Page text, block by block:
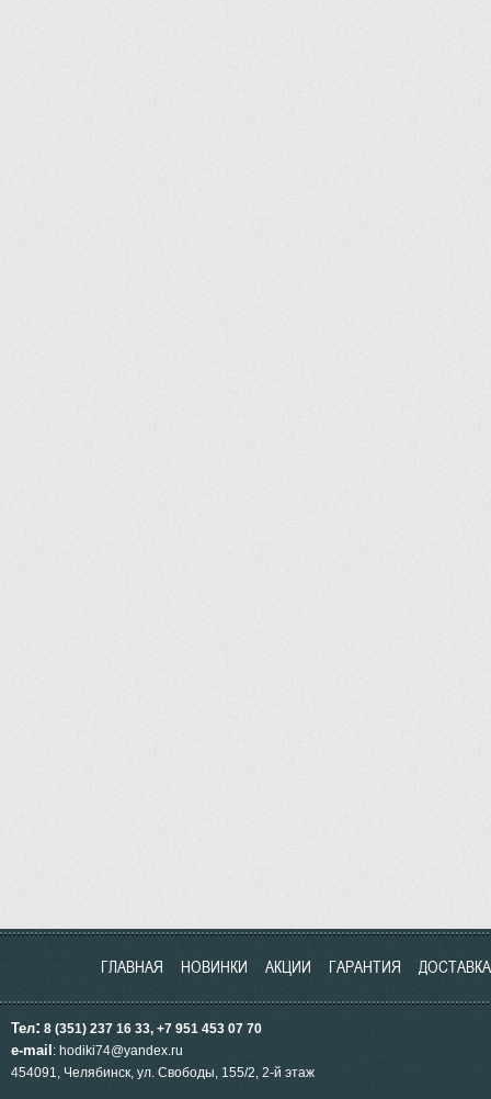
ГЛАВНАЯ НОВИНКИ АКЦИИ ГАРАНТИЯ ДОСТАВКА
Тел: 8 (351) 237 16 33, +7 951 453 07 70
e-mail : hodiki74@yandex.ru
454091, Челябинск, ул. Свободы, 155/2, 2-й этаж